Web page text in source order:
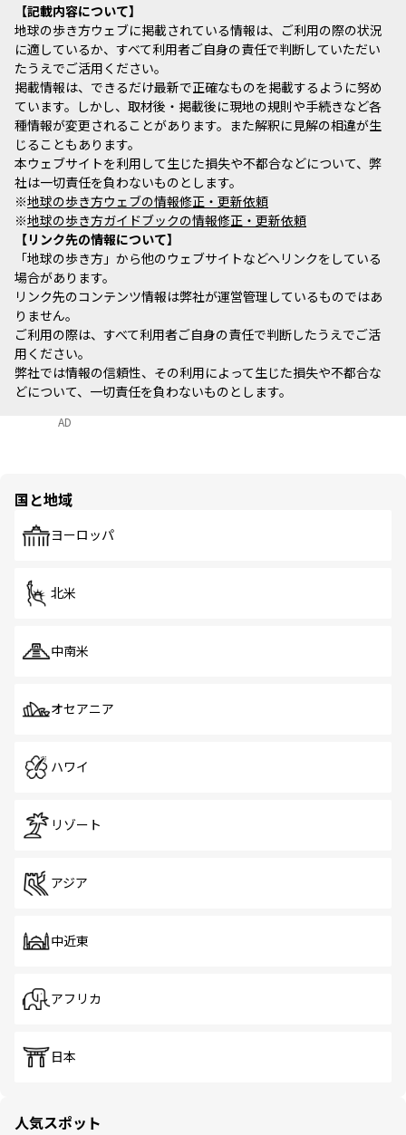
記載内容について
地球の歩き方ウェブに掲載されている情報は、ご利用の際の状況
に適しているか、すべて利用者ご自身の責任で判断していただい
たうえでご活用ください。
掲載情報は、できるだけ最新で正確なものを掲載するように努め
ています。しかし、取材後・掲載後に現地の規則や手続きなど各
種情報が変更されることがあります。また解釈に見解の相違が生
じることもあります。
本ウェブサイトを利用して生じた損失や不都合などについて、弊
社は一切責任を負わないものとします。
※地球の歩き方ウェブの情報修正・更新依頼
※地球の歩き方ガイドブックの情報修正・更新依頼
リンク先の情報について
「地球の歩き方」から他のウェブサイトなどへリンクをしている
場合があります。
リンク先のコンテンツ情報は弊社が運営管理しているものではあ
りません。
ご利用の際は、すべて利用者ご自身の責任で判断したうえでご活
用ください。
弊社では情報の信頼性、その利用によって生じた損失や不都合な
どについて、一切責任を負わないものとします。
AD
国と地域
ヨーロッパ
北米
中南米
オセアニア
ハワイ
リゾート
アジア
中近東
アフリカ
日本
人気スポット